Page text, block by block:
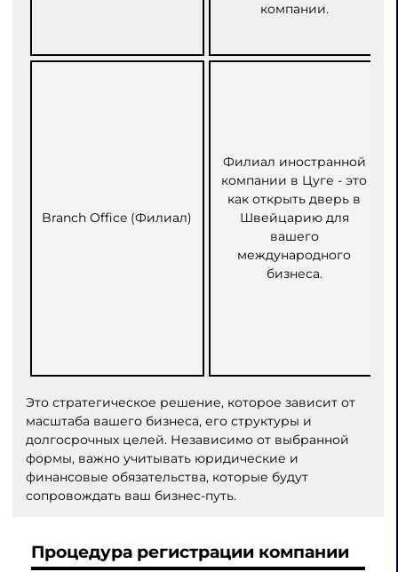
компании.
Branch Office (Филиал)
Филиал иностранной
компании в Цуге - это
как открыть дверь в
Швейцарию для
вашего
международного
бизнеса.
Это стратегическое решение, которое зависит от
масштаба вашего бизнеса, его структуры и
долгосрочных целей. Независимо от выбранной
формы, важно учитывать юридические и
финансовые обязательства, которые будут
сопровождать ваш бизнес-путь.
Процедура регистрации компании